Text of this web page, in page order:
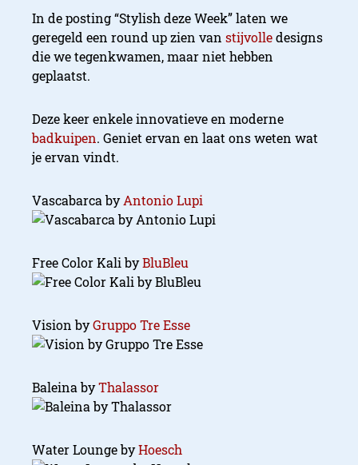
In de posting “Stylish deze Week” laten we
geregeld een round up zien van stijvolledesigns
die we tegenkwamen, maar niet hebben
geplaatst.
Deze keer enkele innovatieve en moderne
badkuipen. Geniet ervan en laat ons weten wat
je ervan vindt.
Vascabarca byAntonio Lupi
Free Color Kali byBluBleu
Vision byGruppo Tre Esse
Baleina byThalassor
Water Lounge byHoesch